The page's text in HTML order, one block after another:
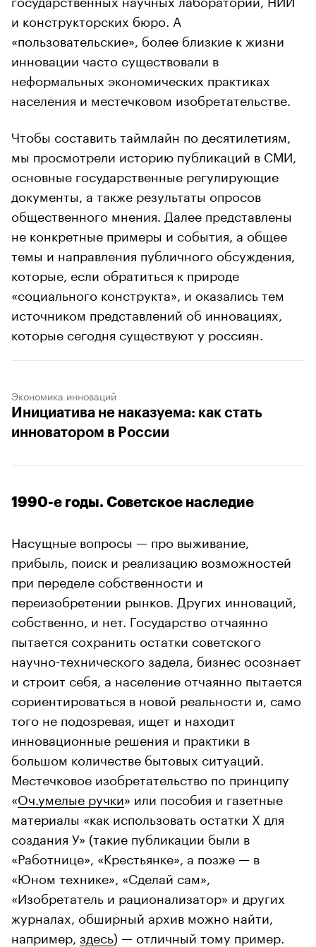
и конструкторских бюро. А
«пользовательские», более близкие к жизни
инновации часто существовали в
неформальных экономических практиках
населения и местечковом изобретательстве.
Чтобы составить таймлайн по десятилетиям,
мы просмотрели историю публикаций в СМИ,
основные государственные регулирующие
документы, а также результаты опросов
общественного мнения. Далее представлены
не конкретные примеры и события, а общее
темы и направления публичного обсуждения,
которые, если обратиться к природе
«социального конструкта», и оказались тем
источником представлений об инновациях,
которые сегодня существуют у россиян.
Экономика инноваций
Инициатива не наказуема: как стать
инноватором в России
1990-е годы. Советское наследие
Насущные вопросы — про выживание,
прибыль, поиск и реализацию возможностей
при переделе собственности и
переизобретении рынков. Других инноваций,
собственно, и нет. Государство отчаянно
пытается сохранить остатки советского
научно-технического задела, бизнес осознает
и строит себя, а население отчаянно пытается
сориентироваться в новой реальности и, само
того не подозревая, ищет и находит
инновационные решения и практики в
большом количестве бытовых ситуаций.
Местечковое изобретательство по принципу
«Оч.умелые ручки» или пособия и газетные
материалы «как использовать остатки Х для
создания У» (такие публикации были в
«Работнице», «Крестьянке», а позже — в
«Юном технике», «Сделай сам»,
«Изобретатель и рационализатор» и других
журналах, обширный архив можно найти,
например, здесь) — отличный тому пример.